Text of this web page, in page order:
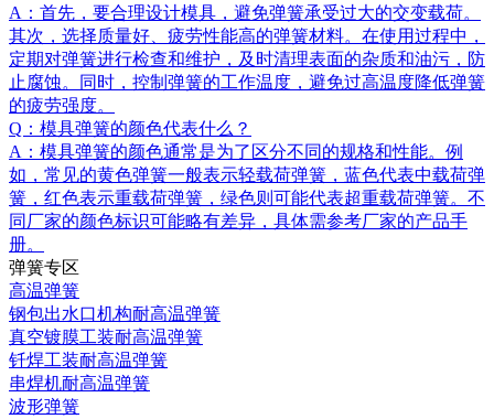
A：首先，要合理设计模具，避免弹簧承受过大的交变载荷。
其次，选择质量好、疲劳性能高的弹簧材料。在使用过程中，
定期对弹簧进行检查和维护，及时清理表面的杂质和油污，防
止腐蚀。同时，控制弹簧的工作温度，避免过高温度降低弹簧
的疲劳强度。
Q：模具弹簧的颜色代表什么？
A：模具弹簧的颜色通常是为了区分不同的规格和性能。例
如，常见的黄色弹簧一般表示轻载荷弹簧，蓝色代表中载荷弹
簧，红色表示重载荷弹簧，绿色则可能代表超重载荷弹簧。不
同厂家的颜色标识可能略有差异，具体需参考厂家的产品手
册。
弹簧专区
高温弹簧
钢包出水口机构耐高温弹簧
真空镀膜工装耐高温弹簧
钎焊工装耐高温弹簧
串焊机耐高温弹簧
波形弹簧